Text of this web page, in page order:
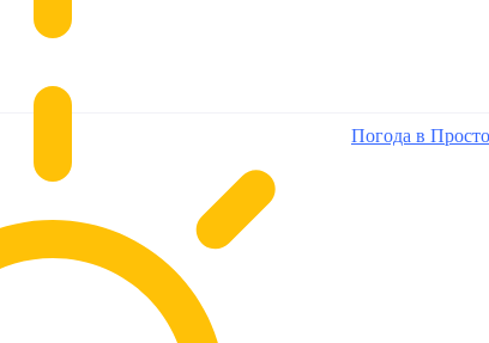
Погода в